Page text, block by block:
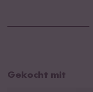
Gekocht mit